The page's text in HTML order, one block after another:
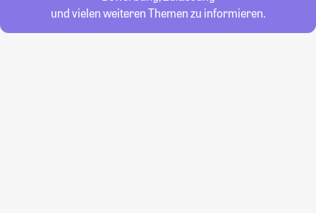
und vielen weiteren Themen zu informieren.